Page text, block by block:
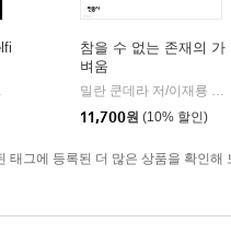
역
을유문화사
참을 수 없는 존재의 가
벼움
밀란 쿤데라 저/이재룡 역
11,700원 (10% 할인)
태그에 등록된 더 많은 상품을 확인해